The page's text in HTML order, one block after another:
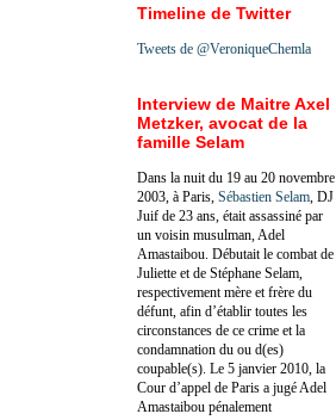
Timeline de Twitter
Tweets de @VeroniqueChemla
Interview de Maitre Axel
Metzker, avocat de la
famille Selam
Dans la nuit du 19 au 20 novembre
2003, à Paris, Sébastien Selam , DJ
Juif de 23 ans, était assassiné par
un voisin musulman, Adel
Amastaibou. Débutait le combat de
Juliette et de Stéphane Selam,
respectivement mère et frère du
défunt, afin d’établir toutes les
circonstances de ce crime et la
condamnation du ou d(es)
coupable(s). Le 5 janvier 2010, la
Cour d’appel de Paris a jugé Adel
Amastaibou pénalement